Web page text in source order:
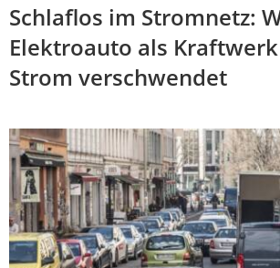
Schlaflos im Stromnetz:
Elektroauto als
Strom verschwendet